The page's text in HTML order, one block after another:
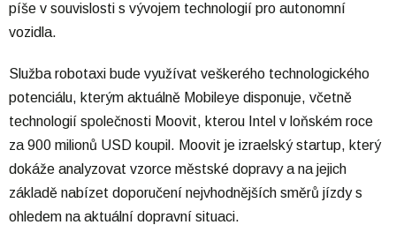
píše v souvislosti s vývojem technologií pro autonomní
vozidla.
Služba robotaxi bude využívat veškerého technologického
potenciálu, kterým aktuálně Mobileye disponuje, včetně
technologií společnosti Moovit, kterou Intel v loňském roce
za 900 milionů USD koupil. Moovit je izraelský startup, který
dokáže analyzovat vzorce městské dopravy a na jejich
základě nabízet doporučení nejvhodnějších směrů jízdy s
ohledem na aktuální dopravní situaci.